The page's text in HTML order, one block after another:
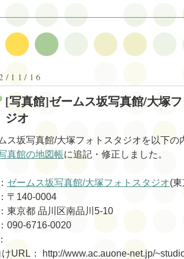
11/16
[写真館]ゼームス坂写真館/大塚
ジオ
ス坂写真館/大塚フォトスタジオを以下の
真館の地図帳に追記・修正しました。
ゼームス坂写真館/大塚フォトスタジオ(
〒140-0004
東京都 品川区南品川5-10
090-6716-0020
けURL： http://www.ac.auone-net.jp/